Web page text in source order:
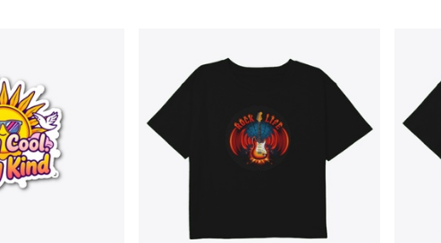
US$ 24,99